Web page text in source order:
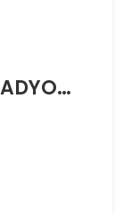
AGRO TELEVİZYON VE RADYO YAYINCILIK A.Ş.